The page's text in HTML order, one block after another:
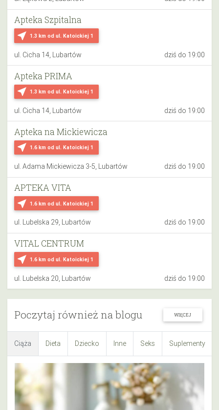
near_me 1.3 km od ul. Katoickiej 1
Apteka Szpitalna
ul. Cicha 14, Lubartów dziś do 19:00
near_me 1.3 km od ul. Katoickiej 1
Apteka PRIMA
ul. Cicha 14, Lubartów dziś do 19:00
near_me 1.6 km od ul. Katoickiej 1
Apteka na Mickiewicza
ul. Adama Mickiewicza 3-5, Lubartów dziś do 19:00
near_me 1.6 km od ul. Katoickiej 1
APTEKA VITA
ul. Lubelska 29, Lubartów dziś do 19:00
near_me 1.6 km od ul. Katoickiej 1
VITAL CENTRUM
ul. Lubelska 20, Lubartów dziś do 19:00
Poczytaj również na blogu WIĘCEJ
Ciąża Dieta Dziecko Inne Seks Suplementy